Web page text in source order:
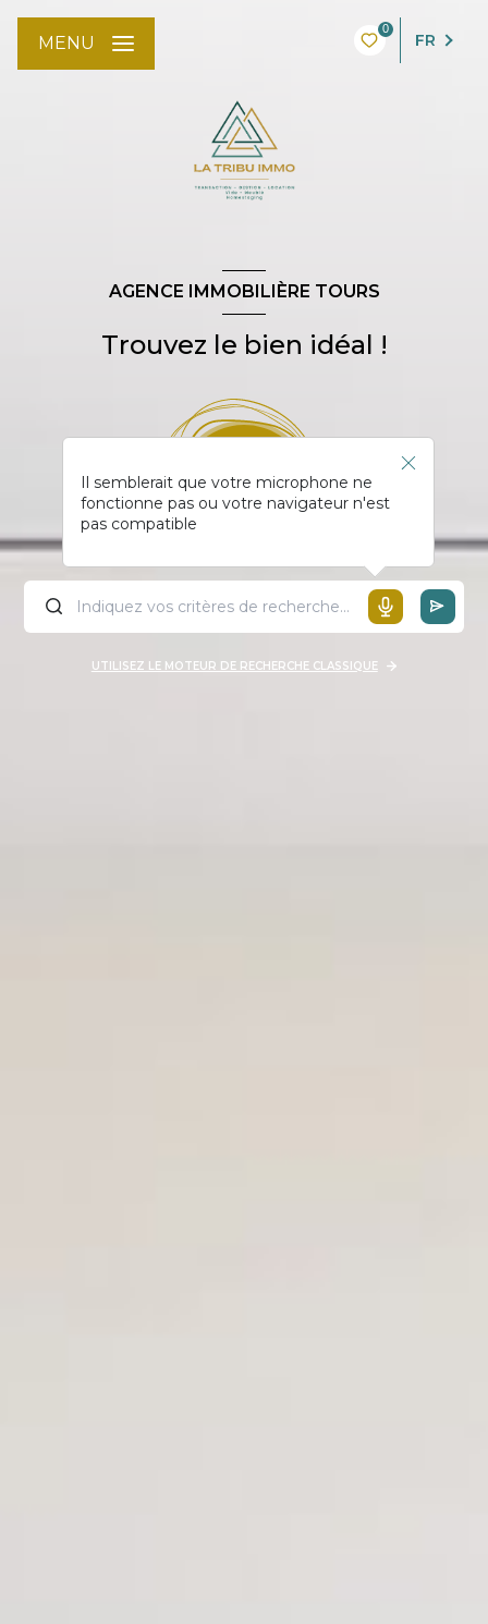
0
FR
MENU
AGENCE IMMOBILIÈRE TOURS
Trouvez le bien idéal !
Il semblerait que votre microphone ne
fonctionne pas ou votre navigateur n'est
pas compatible
UTILISEZ LE MOTEUR DE RECHERCHE CLASSIQUE